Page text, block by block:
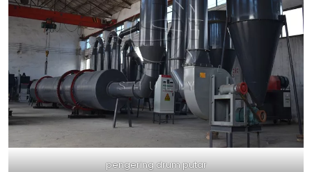
pengering drum putar